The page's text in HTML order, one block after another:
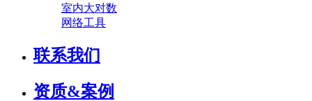
室内大对数
网络工具
联系我们
资质&案例